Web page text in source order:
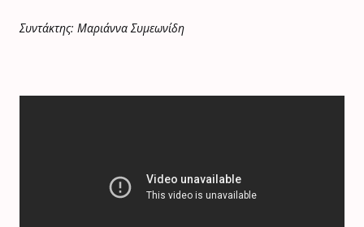
Συντάκτης: Μαριάννα Συμεωνίδη